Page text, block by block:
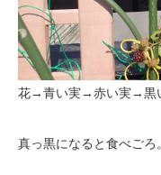
花→青い実→赤い実→黒
真っ黒になると食べごろ。